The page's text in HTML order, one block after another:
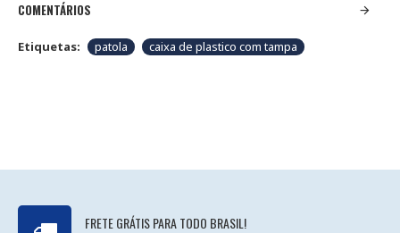
COMENTÁRIOS
Etiquetas: patola caixa de plastico com tampa
FRETE GRÁTIS PARA TODO BRASIL!